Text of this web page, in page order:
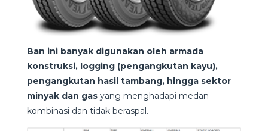
Ban ini banyak digunakan oleh armada
konstruksi, logging (pengangkutan kayu),
pengangkutan hasil tambang, hingga sektor
minyak dan gas yang menghadapi medan
kombinasi dan tidak beraspal.